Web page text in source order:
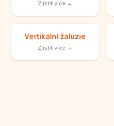
Zjistit více →
Vertikální žaluzie
Zjistit více →